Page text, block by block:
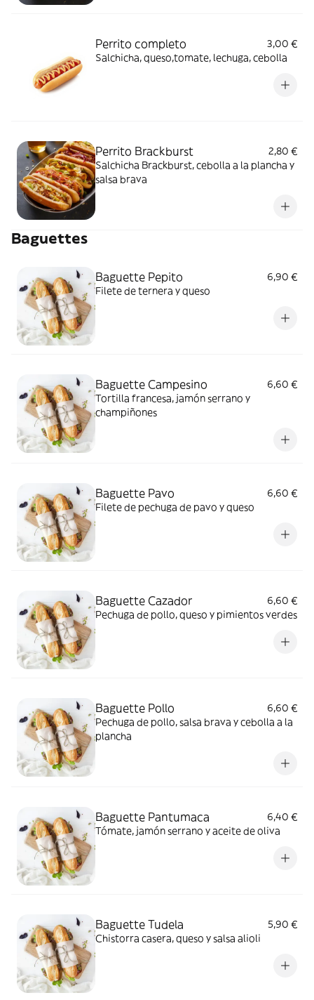
Perrito completo
3,00 €
Salchicha, queso,tomate, lechuga, cebolla
Perrito Brackburst
2,80 €
Salchicha Brackburst, cebolla a la plancha y
salsa brava
Baguettes
Baguette Pepito
6,90 €
Filete de ternera y queso
Baguette Campesino
6,60 €
Tortilla francesa, jamón serrano y
champiñones
Baguette Pavo
6,60 €
Filete de pechuga de pavo y queso
Baguette Cazador
6,60 €
Pechuga de pollo, queso y pimientos verdes
Baguette Pollo
6,60 €
Pechuga de pollo, salsa brava y cebolla a la
plancha
Baguette Pantumaca
6,40 €
Tómate, jamón serrano y aceite de oliva
Baguette Tudela
5,90 €
Chistorra casera, queso y salsa alioli